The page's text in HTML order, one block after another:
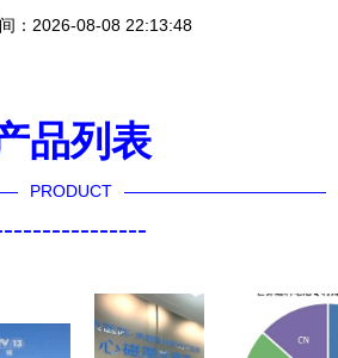
：2026-08-08 22:13:48
品列表
PRODUCT